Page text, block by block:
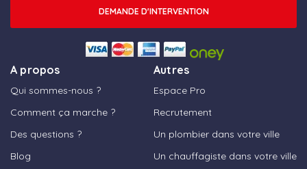
A propos
Qui sommes-nous ?
Comment ça marche ?
Des questions ?
Blog
Autres
Espace Pro
Recrutement
Un plombier dans votre ville
Un chauffagiste dans votre ville
DEMANDE D'INTERVENTION